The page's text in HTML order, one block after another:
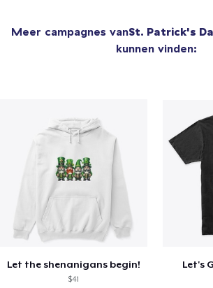
Meer campagnes vanSt. Patrick's
kunnen vinden:
Let the shenanigans begin!
$41
Let's